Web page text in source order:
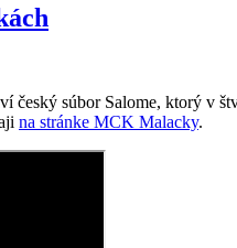
súbor Salome, ktorý v
na stránke MCK Malacky.